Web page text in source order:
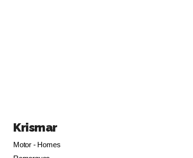
Krismar
Motor - Homes